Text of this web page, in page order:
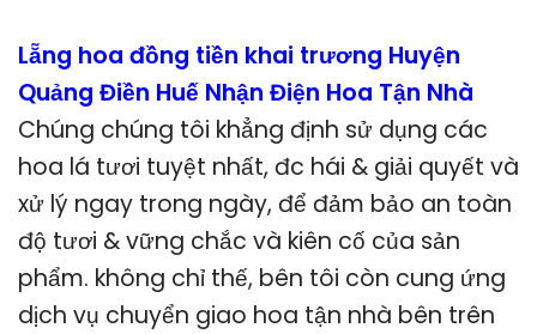
Lẵng hoa đồng tiền khai trương Huyện
Quảng Điền Huế Nhận Điện Hoa Tận Nhà
Chúng chúng tôi khẳng định sử dụng các
hoa lá tươi tuyệt nhất, đc hái & giải quyết và
xử lý ngay trong ngày, để đảm bảo an toàn
độ tươi & vững chắc và kiên cố của sản
phẩm. không chỉ thế, bên tôi còn cung ứng
dịch vụ chuyển giao hoa tận nhà bên trên